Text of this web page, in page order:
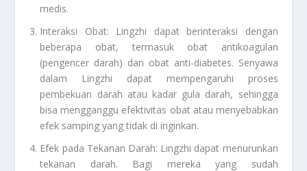
medis.
Interaksi Obat: Lingzhi dapat berinteraksi dengan
beberapa obat, termasuk obat antikoagulan
(pengencer darah) dan obat anti-diabetes. Senyawa
dalam Lingzhi dapat mempengaruhi proses
pembekuan darah atau kadar gula darah, sehingga
bisa mengganggu efektivitas obat atau menyebabkan
efek samping yang tidak di inginkan.
Efek pada Tekanan Darah: Lingzhi dapat menurunkan
tekanan darah. Bagi mereka yang sudah